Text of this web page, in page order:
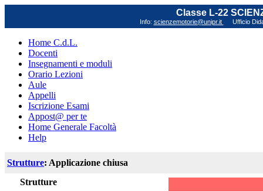
Classe L-22
Info: scienzemotorie@unipr.it Ufficio
Home C.d.L.
Docenti
Insegnamenti e moduli
Orario Lezioni
Aule
Appelli
Iscrizione Esami
Appost@ per te
Home Generale Facoltà
Help
Strutture: Applicazione chiusa
Strutture